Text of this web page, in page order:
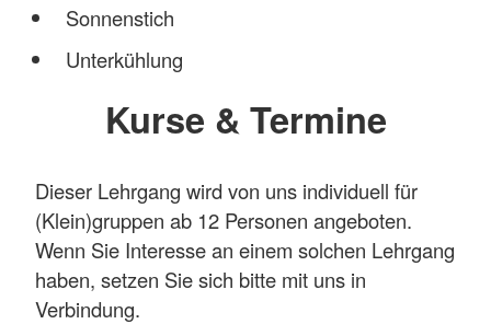
Sonnenstich
Unterkühlung
Kurse & Termine
Dieser Lehrgang wird von uns individuell für
(Klein)gruppen ab 12 Personen angeboten.
Wenn Sie Interesse an einem solchen Lehrgang
haben, setzen Sie sich bitte mit uns in
Verbindung.